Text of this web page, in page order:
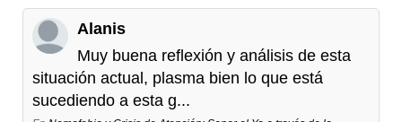
Alanis
Muy buena reflexión y análisis de esta
situación actual, plasma bien lo que está
sucediendo a esta g...